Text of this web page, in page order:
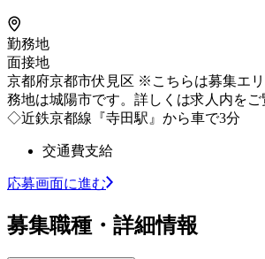
勤務地
面接地
京都府京都市伏見区 ※こちらは募集エ
務地は城陽市です。詳しくは求人内をご
◇近鉄京都線『寺田駅』から車で3分
交通費支給
応募画面に進む
募集職種・詳細情報